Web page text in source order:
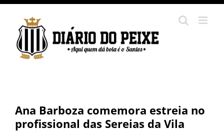
conteúdo
Ana Barboza comemora estreia no
profissional das Sereias da Vila